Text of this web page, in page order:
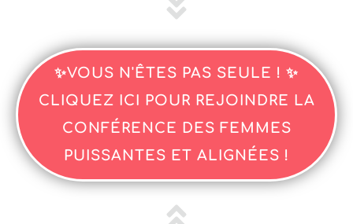
✨VOUS N'ÊTES PAS SEULE ! ✨
CLIQUEZ ICI POUR REJOINDRE LA
CONFÉRENCE DES FEMMES
PUISSANTES ET ALIGNÉES !